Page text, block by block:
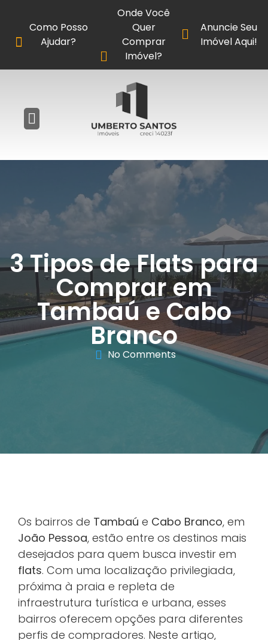
Anuncie Seu
Imóvel Aqui!
Como Posso
Ajudar?
Onde Você
Quer
Comprar
Imóvel?
3 Tipos de Flats para
Comprar em
Tambaú e Cabo
Branco
No Comments
Os bairros de Tambaú e Cabo Branco, em
João Pessoa, estão entre os destinos mais
desejados para quem busca investir em
flats. Com uma localização privilegiada,
próxima à praia e repleta de
infraestrutura turística e urbana, esses
bairros oferecem opções para diferentes
perfis de compradores. Neste artigo,